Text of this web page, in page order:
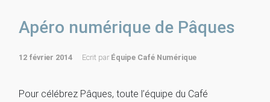
Apéro numérique de Pâques
12 février 2014 Ecrit par Équipe Café Numérique
Pour célébrez Pâques, toute l’équipe du Café